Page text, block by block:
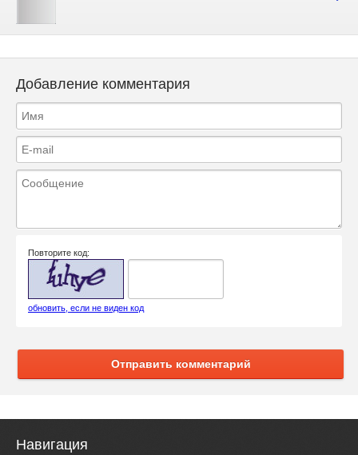
Добавление комментария
Повторите код:
обновить, если не виден код
Отправить комментарий
Навигация